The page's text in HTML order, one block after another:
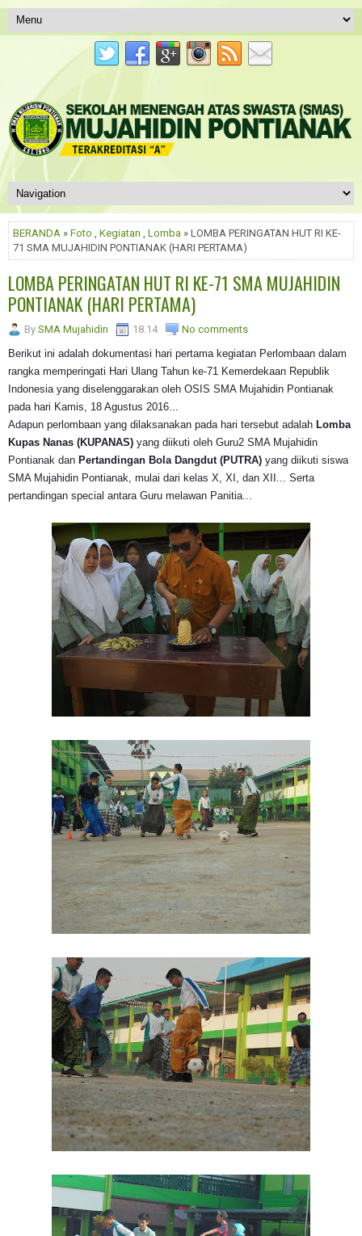
BERANDA » Foto Kegiatan Lomba » LOMBA PERINGATAN HUT RI KE-
71 SMA MUJAHIDIN PONTIANAK (HARI PERTAMA)
LOMBA PERINGATAN HUT RI KE-71 SMA MUJAHIDIN
PONTIANAK (HARI PERTAMA)
By SMA Mujahidin 18.14
No comments
Berikut ini adalah dokumentasi hari pertama kegiatan Perlombaan dalam
rangka memperingati Hari Ulang Tahun ke-71 Kemerdekaan Republik
Indonesia yang diselenggarakan oleh OSIS SMA Mujahidin Pontianak
pada hari Kamis, 18 Agustus 2016...
Adapun perlombaan yang dilaksanakan pada hari tersebut adalah Lomba
Kupas Nanas (KUPANAS) yang diikuti oleh Guru2 SMA Mujahidin
Pontianak dan Pertandingan Bola Dangdut (PUTRA) yang diikuti siswa
SMA Mujahidin Pontianak, mulai dari kelas X, XI, dan XII... Serta
pertandingan special antara Guru melawan Panitia...